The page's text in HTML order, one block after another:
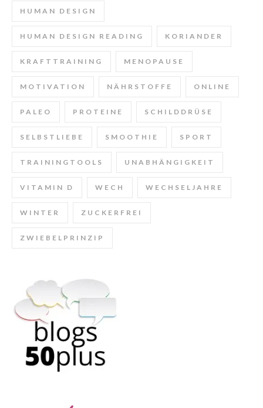
HUMAN DESIGN
HUMAN DESIGN READING KORIANDER
KRAFTTRAINING MENOPAUSE
MOTIVATION NÄHRSTOFFE ONLINE
PALEO PROTEINE SCHILDDRÜSE
SELBSTLIEBE SMOOTHIE SPORT
TRAININGTOOLS UNABHÄNGIGKEIT
VITAMIN D WECH WECHSELJAHRE
WINTER ZUCKERFREI
ZWIEBELPRINZIP